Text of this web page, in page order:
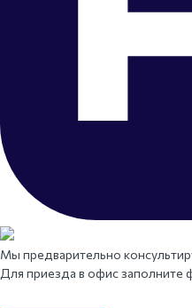
Мы предварительно
Для приезда в офис заполните